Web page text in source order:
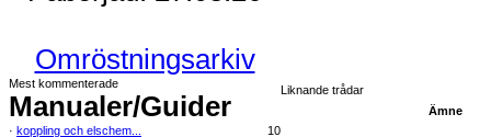
Omröstningsarkiv
Mest kommenterade
Manualer/Guider
· koppling och elschem...
10
Liknande trådar
Ämne